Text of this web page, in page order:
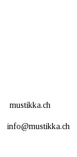
mustikka.ch
info@mustikka.ch